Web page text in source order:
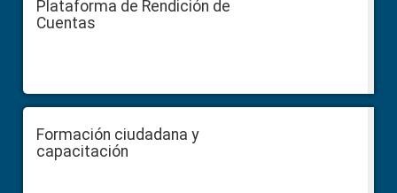
Plataforma de Rendición de
Cuentas
Formación ciudadana y
capacitación